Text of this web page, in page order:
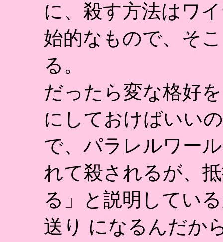
に、殺す方法はワ
始的なもので、そ
る。
だったら変な格好
にしておけばいい
で、パラレルワー
れて殺されるが、
る」と説明してい
送り になるんだか